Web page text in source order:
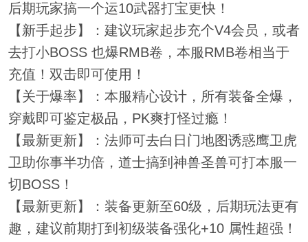
后期玩家搞一个运10武器打宝更快！
【新手起步】：建议玩家起步充个V4会员，或者
去打小BOSS 也爆RMB卷，本服RMB卷相当于
充值！双击即可使用！
【关于爆率】：本服精心设计，所有装备全爆，
穿戴即可鉴定极品，PK爽打怪过瘾！
【最新更新】：法师可去白日门地图诱惑鹰卫虎
卫助你事半功倍，道士搞到神兽圣兽可打本服一
切BOSS！
【最新更新】：装备更新至60级，后期玩法更有
趣，建议前期打到初级装备强化+10 属性超强！